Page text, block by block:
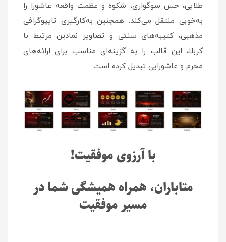
طلایی، حس سوگواری، شکوه و عظمت واقعه عاشورا را
به‌خوبی منتقل می‌کند. همچنین به‌کارگیری تایپوگرافی
مذهبی، کتیبه‌های سنتی و تصاویر نمادین مرتبط با
کربلا، این قالب را به گزینه‌ای مناسب برای ارائه‌های
محرم و عاشورایی تبدیل کرده است.
با آرزوی موفقیت!
متاباران، همراه همیشگی شما در
مسیر موفقیت